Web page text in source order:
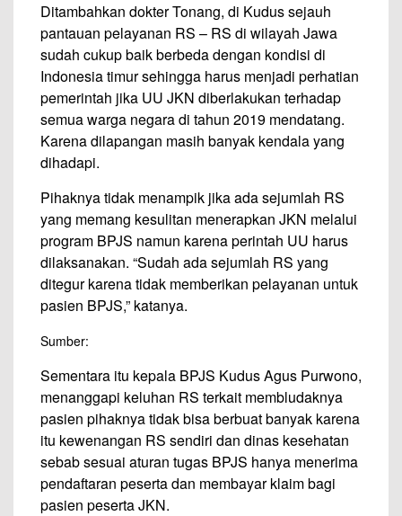
Ditambahkan dokter Tonang, di Kudus sejauh
pantauan pelayanan RS – RS di wilayah Jawa
sudah cukup baik berbeda dengan kondisi di
Indonesia timur sehingga harus menjadi perhatian
pemerintah jika UU JKN diberlakukan terhadap
semua warga negara di tahun 2019 mendatang.
Karena dilapangan masih banyak kendala yang
dihadapi.
Pihaknya tidak menampik jika ada sejumlah RS
yang memang kesulitan menerapkan JKN melalui
program BPJS namun karena perintah UU harus
dilaksanakan. “Sudah ada sejumlah RS yang
ditegur karena tidak memberikan pelayanan untuk
pasien BPJS,” katanya.
Sumber:
Sementara itu kepala BPJS Kudus Agus Purwono,
menanggapi keluhan RS terkait membludaknya
pasien pihaknya tidak bisa berbuat banyak karena
itu kewenangan RS sendiri dan dinas kesehatan
sebab sesuai aturan tugas BPJS hanya menerima
pendaftaran peserta dan membayar klaim bagi
pasien peserta JKN.